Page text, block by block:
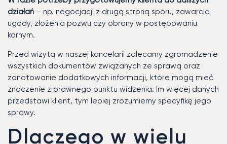
działań – np. negocjacji z drugą stroną sporu, zawarcia
ugody, złożenia pozwu czy obrony w postępowaniu
karnym.
Przed wizytą w naszej kancelarii zalecamy zgromadzenie
wszystkich dokumentów związanych ze sprawą oraz
zanotowanie dodatkowych informacji, które mogą mieć
znaczenie z prawnego punktu widzenia. Im więcej danych
przedstawi klient, tym lepiej zrozumiemy specyfikę jego
sprawy.
Dlaczego w wielu